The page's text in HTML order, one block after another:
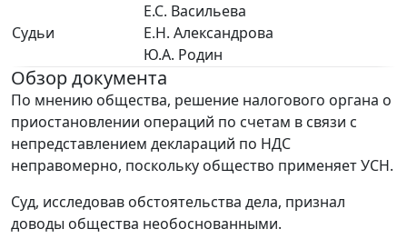
Судьи
Е.С. Васильева
Е.Н. Александрова
Ю.А. Родин
Обзор документа
По мнению общества, решение налогового органа о
приостановлении операций по счетам в связи с
непредставлением деклараций по НДС
неправомерно, поскольку общество применяет УСН.
Суд, исследовав обстоятельства дела, признал
доводы общества необоснованными.